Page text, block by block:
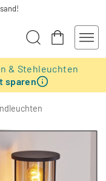
& Stehleuchten
sparen